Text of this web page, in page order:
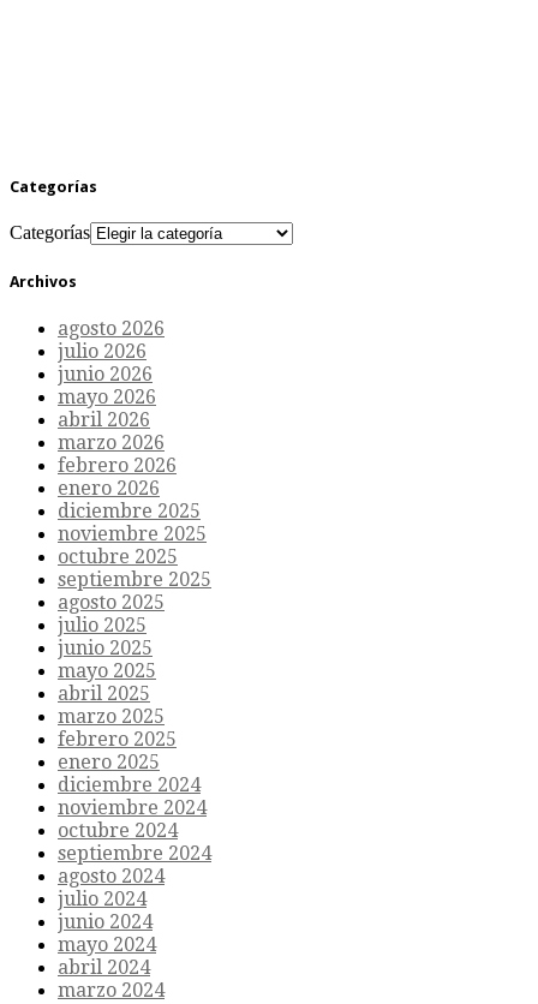
Categorías
Categorías
Archivos
agosto 2026
julio 2026
junio 2026
mayo 2026
abril 2026
marzo 2026
febrero 2026
enero 2026
diciembre 2025
noviembre 2025
octubre 2025
septiembre 2025
agosto 2025
julio 2025
junio 2025
mayo 2025
abril 2025
marzo 2025
febrero 2025
enero 2025
diciembre 2024
noviembre 2024
octubre 2024
septiembre 2024
agosto 2024
julio 2024
junio 2024
mayo 2024
abril 2024
marzo 2024